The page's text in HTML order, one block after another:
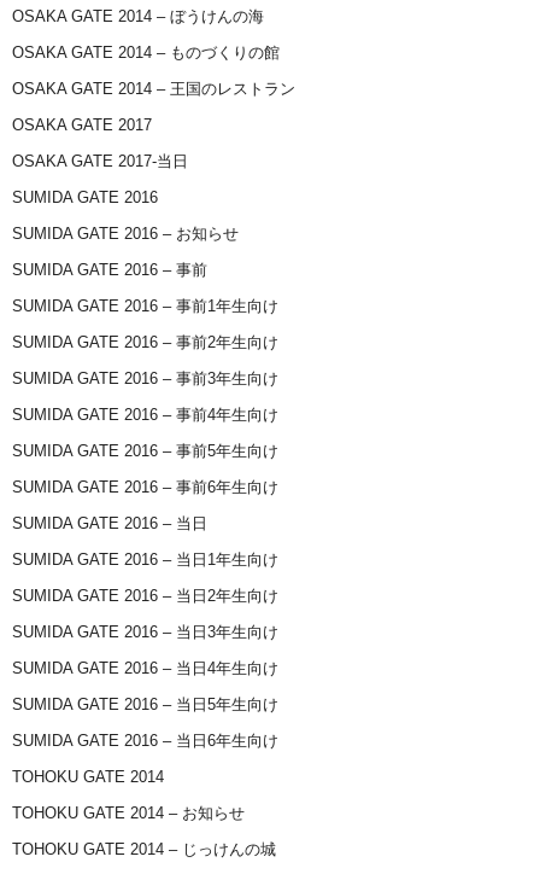
OSAKA GATE 2014 – ぼうけんの海
OSAKA GATE 2014 – ものづくりの館
OSAKA GATE 2014 – 王国のレストラン
OSAKA GATE 2017
OSAKA GATE 2017-当日
SUMIDA GATE 2016
SUMIDA GATE 2016 – お知らせ
SUMIDA GATE 2016 – 事前
SUMIDA GATE 2016 – 事前1年生向け
SUMIDA GATE 2016 – 事前2年生向け
SUMIDA GATE 2016 – 事前3年生向け
SUMIDA GATE 2016 – 事前4年生向け
SUMIDA GATE 2016 – 事前5年生向け
SUMIDA GATE 2016 – 事前6年生向け
SUMIDA GATE 2016 – 当日
SUMIDA GATE 2016 – 当日1年生向け
SUMIDA GATE 2016 – 当日2年生向け
SUMIDA GATE 2016 – 当日3年生向け
SUMIDA GATE 2016 – 当日4年生向け
SUMIDA GATE 2016 – 当日5年生向け
SUMIDA GATE 2016 – 当日6年生向け
TOHOKU GATE 2014
TOHOKU GATE 2014 – お知らせ
TOHOKU GATE 2014 – じっけんの城